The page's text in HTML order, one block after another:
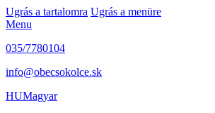
Ugrás a tartalomra Ugrás a menüre
Menu
035/7780104
info@obecsokolce.sk
HUMagyar